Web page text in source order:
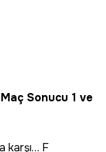
Sonucu 1 ve
karşı… F